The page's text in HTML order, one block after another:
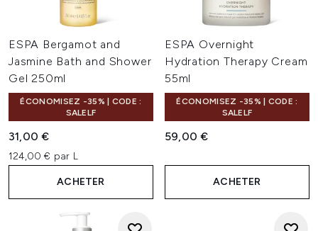
ESPA Bergamot and
Jasmine Bath and Shower
Gel 250ml
ÉCONOMISEZ -35% | CODE :
SALELF
31,00 €
124,00 € par L
ACHETER
ESPA Overnight
Hydration Therapy Cream
55ml
ÉCONOMISEZ -35% | CODE :
SALELF
59,00 €
ACHETER